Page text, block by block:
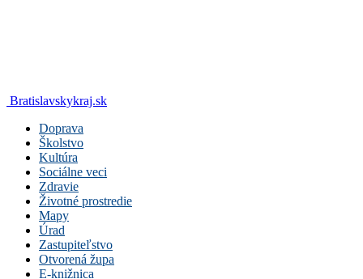
Bratislavskykraj.sk
Doprava
Školstvo
Kultúra
Sociálne veci
Zdravie
Životné prostredie
Mapy
Úrad
Zastupiteľstvo
Otvorená župa
E-knižnica